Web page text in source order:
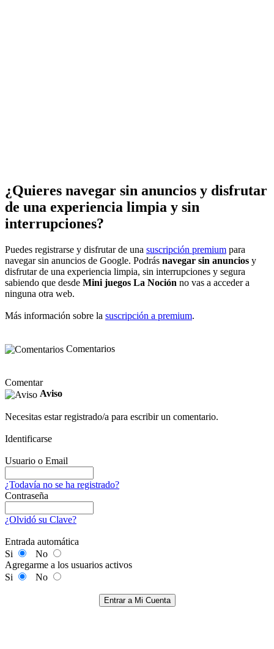
¿Quieres navegar sin anuncios y disfrutar
de una experiencia limpia y sin
interrupciones?
Puedes registrarse y disfrutar de una suscripción premium para
navegar sin anuncios de Google. Podrás navegar sin anuncios y
disfrutar de una experiencia limpia, sin interrupciones y segura
sabiendo que desde Mini juegos La Noción no vas a acceder a
ninguna otra web.
Más información sobre la suscripción a premium.
Comentarios
Comentar
Aviso
Necesitas estar registrado/a para escribir un comentario.
Identificarse
Usuario o Email
¿Todavía no se ha registrado?
Contraseña
¿Olvidó su Clave?
Entrada automática
Si
No
Agregarme a los usuarios activos
Si
No
Entrar a Mi Cuenta